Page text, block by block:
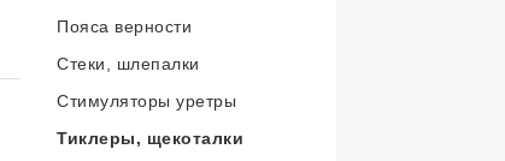
Пояса верности
Стеки, шлепалки
Стимуляторы уретры
Тиклеры, щекоталки